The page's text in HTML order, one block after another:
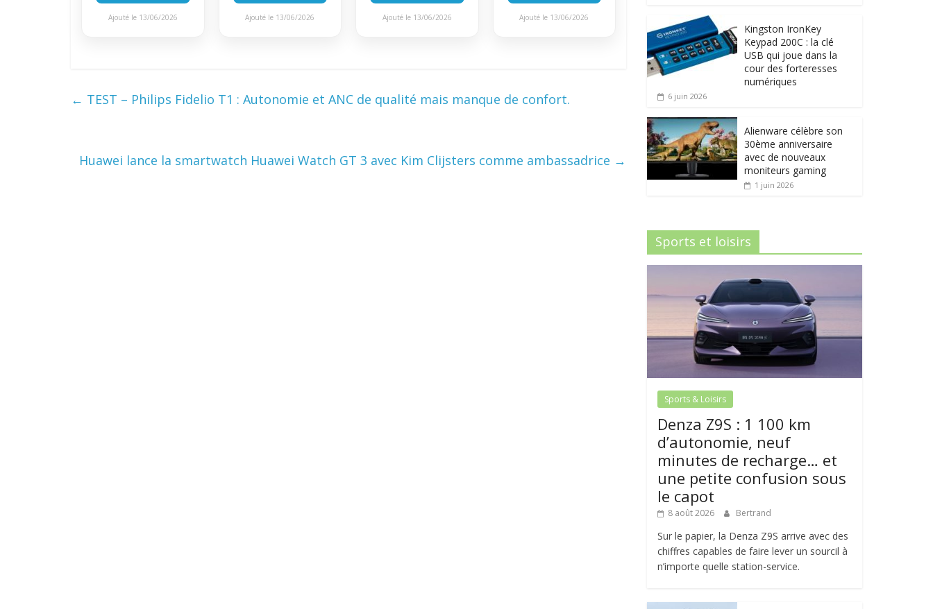
Ajouté le 13/06/2026 Ajouté le 13/06/2026 Ajouté le 13/06/2026 Ajouté le 13/06/2026
← TEST – Philips Fidelio T1 : Autonomie et ANC de qualité mais manque de confort.
Huawei lance la smartwatch Huawei Watch GT 3 avec Kim Clijsters comme ambassadrice →
Kingston IronKey
Keypad 200C : la clé
USB qui joue dans la
cour des forteresses
numériques
6 juin 2026
Alienware célèbre son
30ème anniversaire
avec de nouveaux
moniteurs gaming
1 juin 2026
Sports et loisirs
Sports & Loisirs
Denza Z9S : 1 100 km
d’autonomie, neuf
minutes de recharge… et
une petite confusion sous
le capot
8 août 2026 Bertrand
Sur le papier, la Denza Z9S arrive avec des
chiffres capables de faire lever un sourcil à
n’importe quelle station-service.